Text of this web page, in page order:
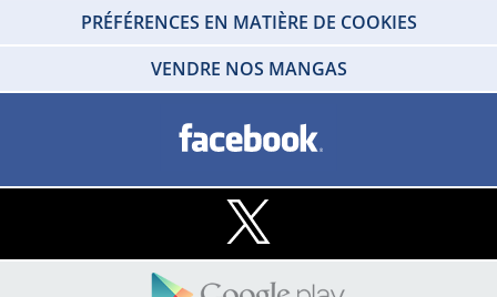
PRÉFÉRENCES EN MATIÈRE DE COOKIES
VENDRE NOS MANGAS